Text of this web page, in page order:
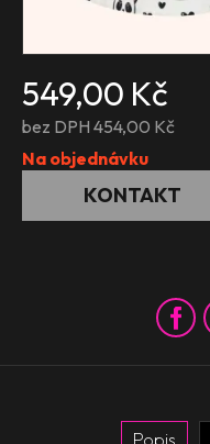
549,00 Kč
bez DPH 454,00 Kč
Na objednávku
KONTAKT
Popis